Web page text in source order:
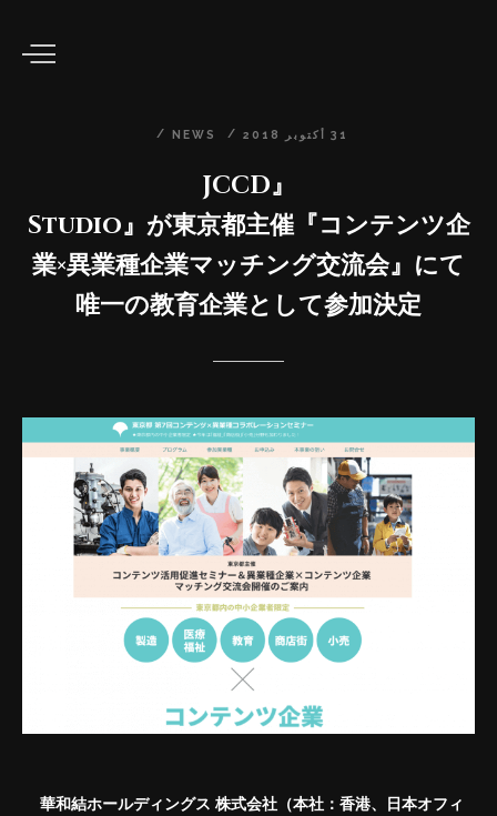
31 أكتوبر 2018
NEWS
『JCCD
Studio』が東京都主催『コンテンツ企
業×異業種企業マッチング交流会』にて
唯一の教育企業として参加決定
華和結ホールディングス 株式会社（本社：香港、日本オフィ